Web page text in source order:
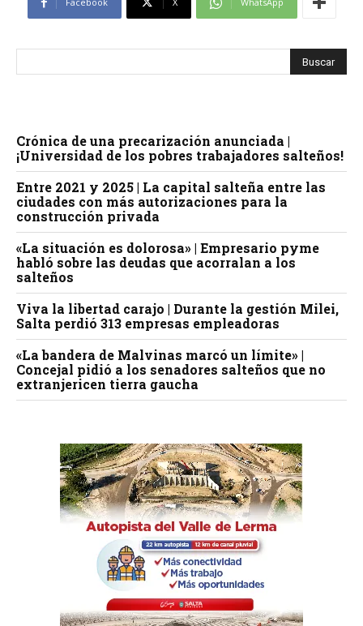
Crónica de una precarización anunciada |
¡Universidad de los pobres trabajadores salteños!
Entre 2021 y 2025 | La capital salteña entre las
ciudades con más autorizaciones para la
construcción privada
«La situación es dolorosa» | Empresario pyme
habló sobre las deudas que acorralan a los
salteños
Viva la libertad carajo | Durante la gestión Milei,
Salta perdió 313 empresas empleadoras
«La bandera de Malvinas marcó un límite» |
Concejal pidió a los senadores salteños que no
extranjericen tierra gaucha